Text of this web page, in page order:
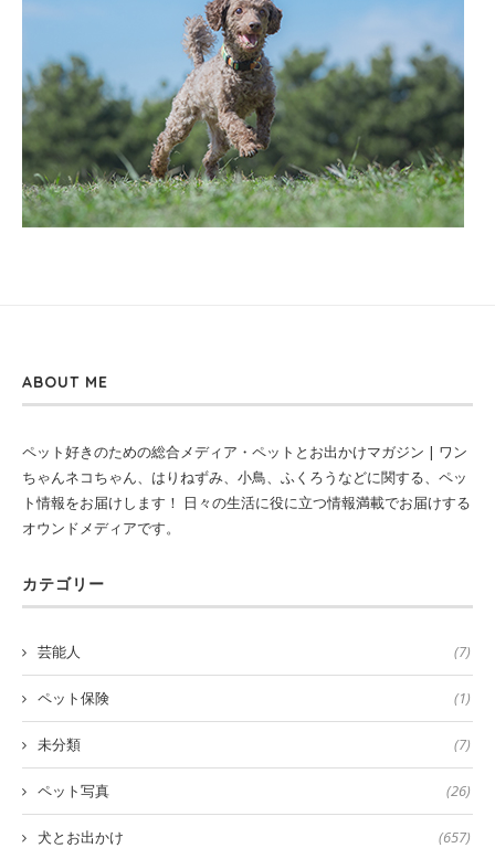
ABOUT ME
ペット好きのための総合メディア・ペットとお出かけマガジン | ワン
ちゃんネコちゃん、はりねずみ、小鳥、ふくろうなどに関する、ペッ
ト情報をお届けします！ 日々の生活に役に立つ情報満載でお届けする
オウンドメディアです。
カテゴリー
芸能人 (7)
ペット保険 (1)
未分類 (7)
ペット写真 (26)
犬とお出かけ (657)